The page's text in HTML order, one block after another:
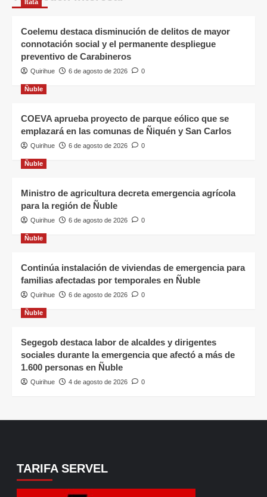
Itata
Coelemu destaca disminución de delitos de mayor
connotación social y el permanente despliegue
preventivo de Carabineros
Quirihue 6 de agosto de 2026 0
Ñuble
COEVA aprueba proyecto de parque eólico que se
emplazará en las comunas de Ñiquén y San Carlos
Quirihue 6 de agosto de 2026 0
Ñuble
Ministro de agricultura decreta emergencia agrícola
para la región de Ñuble
Quirihue 6 de agosto de 2026 0
Ñuble
Continúa instalación de viviendas de emergencia para
familias afectadas por temporales en Ñuble
Quirihue 6 de agosto de 2026 0
Ñuble
Segegob destaca labor de alcaldes y dirigentes
sociales durante la emergencia que afectó a más de
1.600 personas en Ñuble
Quirihue 4 de agosto de 2026 0
TARIFA SERVEL